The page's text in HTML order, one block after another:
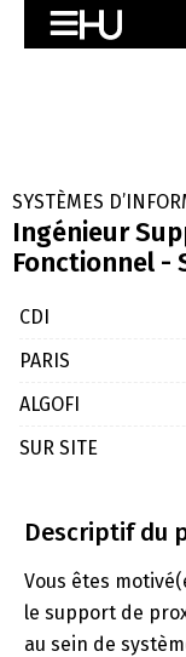
SYSTÈMES
Ingénieur
Fonctionnel -
CDI
PARIS
ALGOFI
SUR SITE
Descriptif du
Vous êtes
le support de
au sein de